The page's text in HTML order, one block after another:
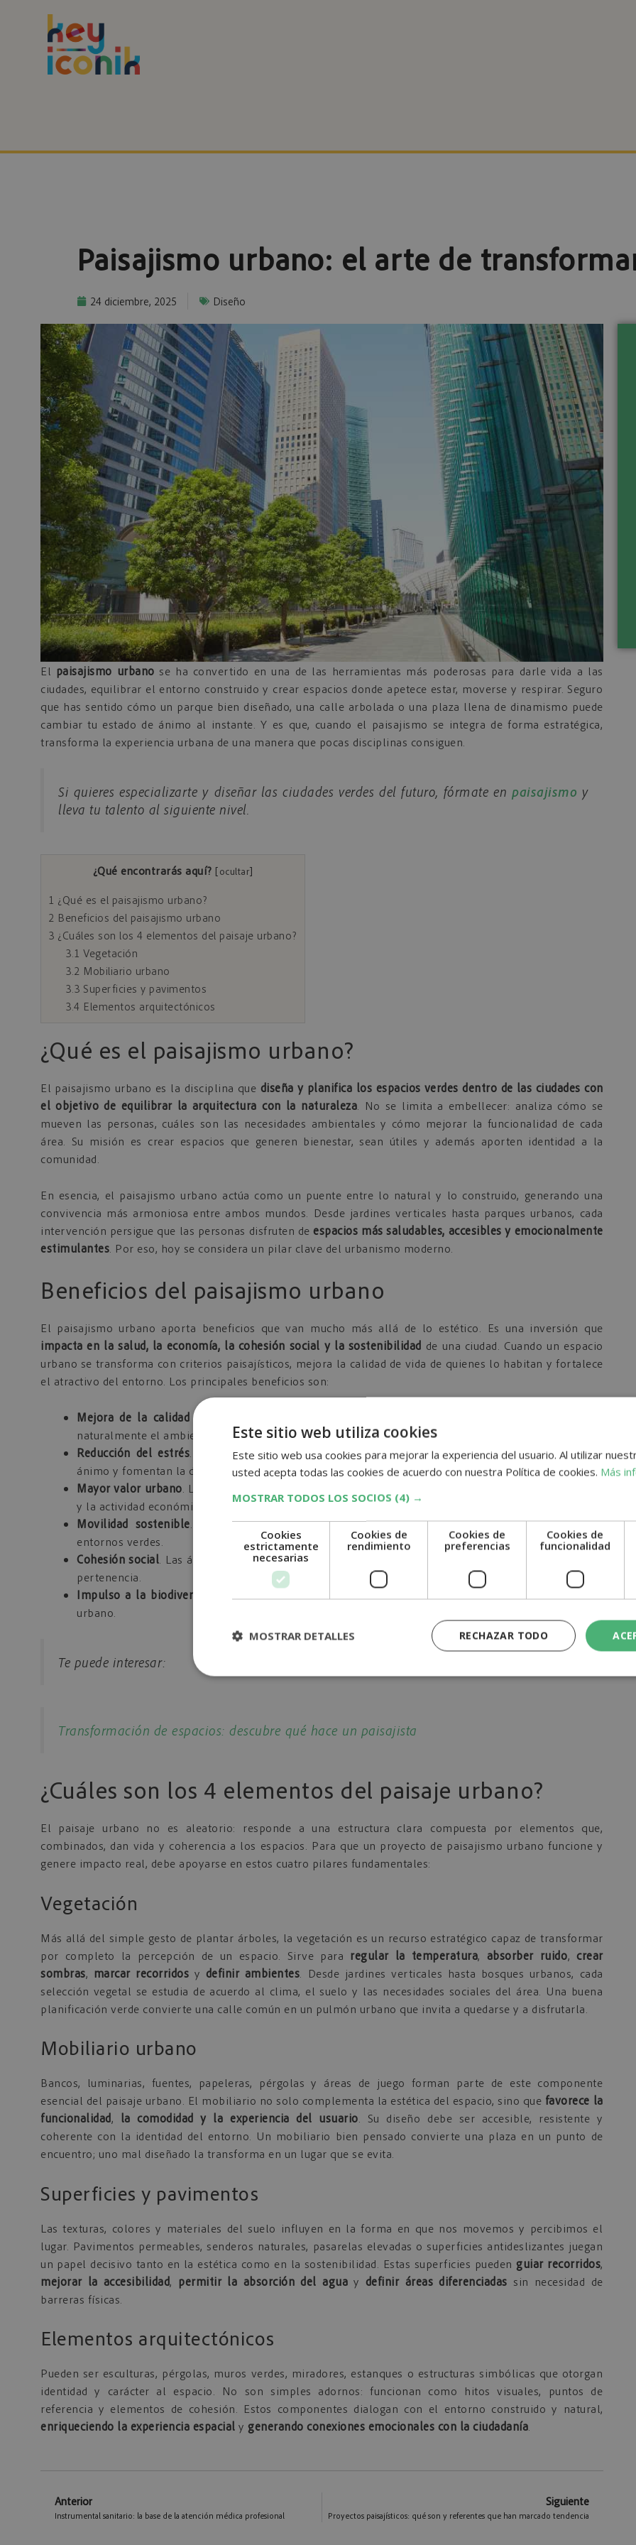
Paisajismo urbano: el arte de
24 diciembre, 2025 Diseño
El paisajismo urbano se ha convertido en una de las herramientas más poderosas para darle vida a las
ciudades, equilibrar el entorno construido y crear espacios donde apetece estar, moverse y respirar. Seguro
que has sentido cómo un parque bien diseñado, una calle arbolada o una plaza llena de dinamismo puede
cambiar tu estado de ánimo al instante. Y es que, cuando el paisajismo se integra de forma estratégica,
transforma la experiencia urbana de una manera que pocas disciplinas consiguen.
Si quieres especializarte y diseñar las ciudades verdes del futuro, fórmate enpaisajismo y
lleva tu talento al siguiente nivel.
¿Qué encontrarás aquí? [ocultar]
1 ¿Qué es el paisajismo urbano?
2 Beneficios del paisajismo urbano
3 ¿Cuáles son los 4 elementos del paisaje urbano?
3.1 Vegetación
3.2 Mobiliario urbano
3.3 Superficies y pavimentos
3.4 Elementos arquitectónicos
¿Qué es el paisajismo urbano?
El paisajismo urbano es la disciplina que diseña y planifica los espacios verdes dentro de las ciudades con
el objetivo de equilibrar la arquitectura con la naturaleza . No se limita a embellecer: analiza cómo se
mueven las personas, cuáles son las necesidades ambientales y cómo mejorar la funcionalidad de cada
área. Su misión es crear espacios que generen bienestar, sean útiles y además aporten identidad a la
comunidad.
En esencia, el paisajismo urbano actúa como un puente entre lo natural y lo construido, generando una
convivencia más armoniosa entre ambos mundos. Desde jardines verticales hasta parques urbanos, cada
intervención persigue que las personas disfruten deespacios más saludables, accesibles y emocionalmente
estimulantes . Por eso, hoy se considera un pilar clave del urbanismo moderno.
Beneficios del paisajismo urbano
El paisajismo urbano aporta beneficios que van mucho más allá de lo estético. Es una inversión que
impacta en la salud, la economía, la cohesión social y la sostenibilidad de una ciudad. Cuando un espacio
urbano se transforma con criterios paisajísticos, mejora la calidad de vida de quienes lo habitan y fortalece
el atractivo del entorno. Los principales beneficios son:
Mejora de la calidad del aire
naturalmente el ambiente.
Reducción del estrés . Los espacios verdes bien diseñados generan calma, mejoran el estado de
ánimo y fomentan la desconexión mental.
Mayor valor urbano . Las zonas ajardinadas aumentan la atracción turística, la inversión inmobiliaria
y la actividad económica.
Movilidad sostenible . Caminar o desplazarse en bicicleta resulta más agradable y seguro en
entornos verdes.
Cohesión social . Las áreas verdes favorecen la interacción, el encuentro comunitario y el sentido de
pertenencia.
Impulso a la biodiversidad
urbano.
Te puede interesar:
Transformación de espacios: descubre qué hace un paisajista
¿Cuáles son los 4 elementos del paisaje urbano?
El paisaje urbano no es aleatorio: responde a una estructura clara compuesta por elementos que,
combinados, dan vida y coherencia a los espacios. Para que un proyecto de paisajismo urbano funcione y
genere impacto real, debe apoyarse en estos cuatro pilares fundamentales:
Vegetación
Más allá del simple gesto de plantar árboles, la vegetación es un recurso estratégico capaz de transformar
por completo la percepción de un espacio. Sirve para regular la temperatura, absorber ruido,crear
sombras, marcar recorridos y definir ambientes . Desde jardines verticales hasta bosques urbanos, cada
selección vegetal se estudia de acuerdo al clima, el suelo y las necesidades sociales del área. Una buena
planificación verde convierte una calle común en un pulmón urbano que invita a quedarse y a disfrutarla.
Mobiliario urbano
Bancos, luminarias, fuentes, papeleras, pérgolas y áreas de juego forman parte de este componente
esencial del paisaje urbano. El mobiliario no solo complementa la estética del espacio, sino que favorece la
funcionalidad, la comodidad y la experiencia del usuario. Su diseño debe ser accesible, resistente y
coherente con la identidad del entorno. Un mobiliario bien pensado convierte una plaza en un punto de
encuentro; uno mal diseñado la transforma en un lugar que se evita.
Superficies y pavimentos
Las texturas, colores y materiales del suelo influyen en la forma en que nos movemos y percibimos el
lugar. Pavimentos permeables, senderos naturales, pasarelas elevadas o superficies antideslizantes juegan
un papel decisivo tanto en la estética como en la sostenibilidad. Estas superficies pueden guiar recorridos,
mejorar la accesibilidad, permitir la absorción del agua y definir áreas diferenciadas sin necesidad de
barreras físicas.
Elementos arquitectónicos
Pueden ser esculturas, pérgolas, muros verdes, miradores, estanques o estructuras simbólicas que otorgan
identidad y carácter al espacio. No son simples adornos: funcionan como hitos visuales, puntos de
referencia y elementos de cohesión. Estos componentes dialogan con el entorno construido y natural,
enriqueciendo la experiencia espacial y generando conexiones emocionales con la ciudadanía.
Anterior
Instrumental sanitario: la base de la atención médica profesional
Siguiente
Proyectos paisajísticos: qué son y referentes que han marcado tendencia
Este sitio web utiliza cookies
Este sitio web usa cookies para mejorar la experiencia del usuario. Al utilizar
usted acepta todas las cookies de acuerdo con nuestra Política de cookies. Más
MOSTRAR TODOS LOS SOCIOS (4) →
Cookies
estrictamente
necesarias
Cookies de
rendimiento
Cookies de
preferencias
Cookies de
funcionalidad
RECHAZAR TODO
MOSTRAR DETALLES